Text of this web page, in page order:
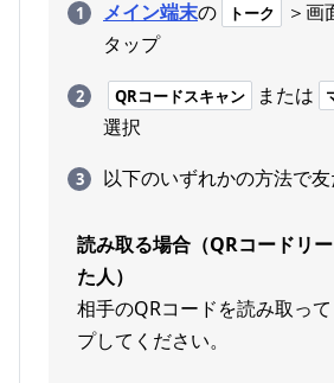
メイン端末の トーク ＞画
タップ
QRコードスキャン または
選択
以下のいずれかの方法で
読み取る場合（QRコードリ
た人）
相手のQRコードを読み取って
プしてください。